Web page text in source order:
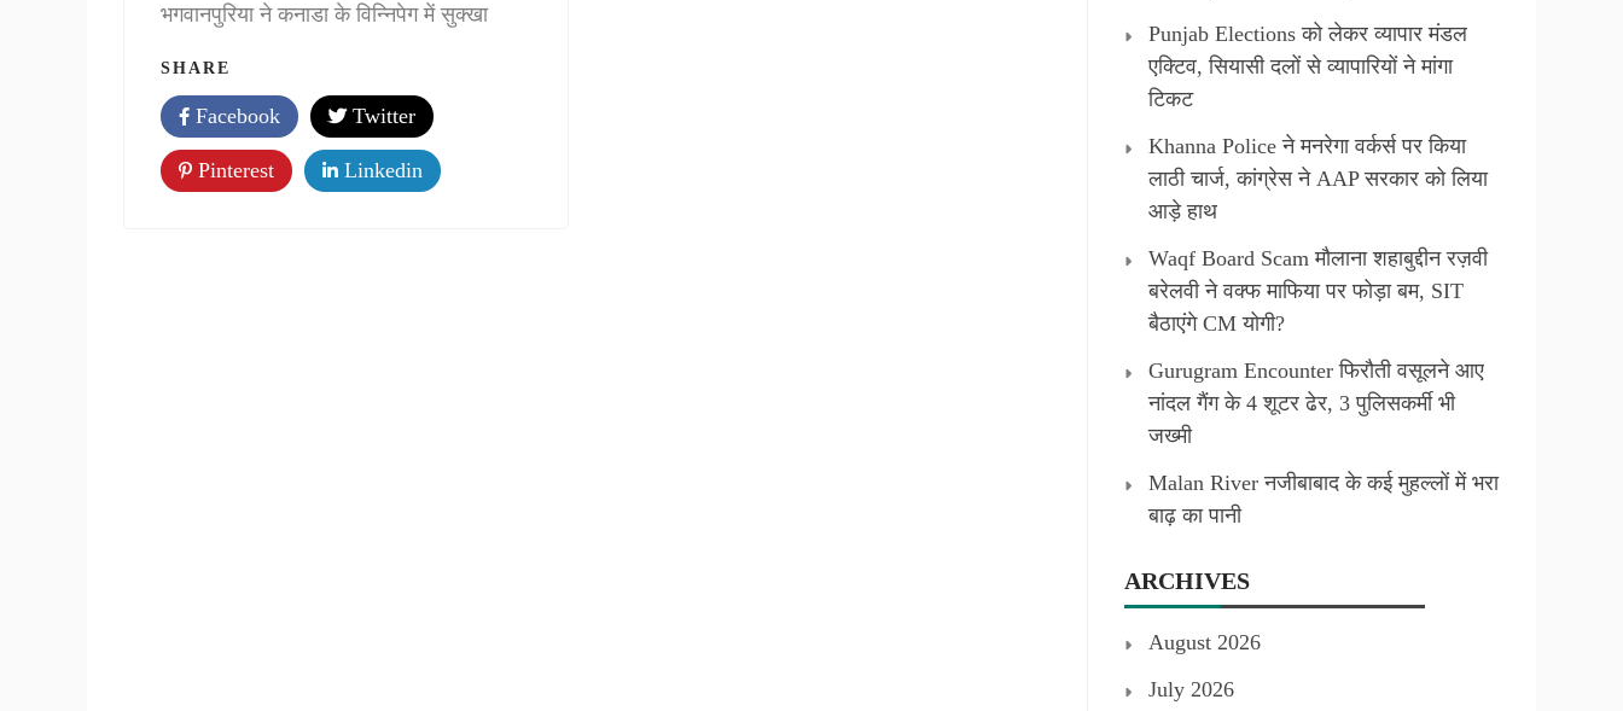
भगवानपुरिया ने कनाडा के विन्निपेग में सुक्खा
SHARE
Facebook Twitter
Pinterest Linkedin
Punjab Elections को लेकर व्यापार मंडल
एक्टिव, सियासी दलों से व्यापारियों ने मांगा
टिकट
Khanna Police ने मनरेगा वर्कर्स पर किया
लाठी चार्ज, कांग्रेस ने AAP सरकार को लिया
आड़े हाथ
Waqf Board Scam मौलाना शहाबुद्दीन रज़वी
बरेलवी ने वक्फ माफिया पर फोड़ा बम, SIT
बैठाएंगे CM योगी?
Gurugram Encounter फिरौती वसूलने आए
नांदल गैंग के 4 शूटर ढेर, 3 पुलिसकर्मी भी
जख्मी
Malan River नजीबाबाद के कई मुहल्लों में भरा
बाढ़ का पानी
ARCHIVES
August 2026
July 2026